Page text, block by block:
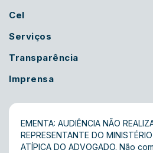
Cel
Serviços
Transparência
Imprensa
EMENTA: AUDIÊNCIA NÃO
REPRESENTANTE DO
ATÍPICA DO ADVOGADO. Não